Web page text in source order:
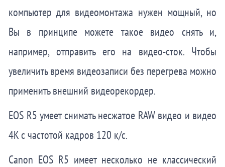
компьютер для видеомонтажа нужен мощный, но
Вы в принципе можете такое видео снять и,
например, отправить его на видео-сток. Чтобы
увеличить время видеозаписи без перегрева можно
применить внешний видеорекордер.
EOS R5 умеет снимать несжатое RAW видео и видео
4K с частотой кадров 120 к/с.
Canon EOS R5 имеет несколько не классический